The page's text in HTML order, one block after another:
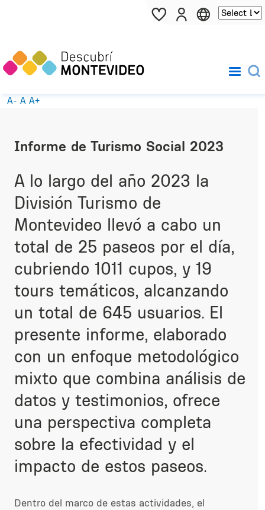
Pasar al contenido principal
A- A A+
Informe de Turismo Social 2023
A lo largo del año 2023 la
División Turismo de
Montevideo llevó a cabo un
total de 25 paseos por el día,
cubriendo 1011 cupos, y 19
tours temáticos, alcanzando
un total de 645 usuarios. El
presente informe, elaborado
con un enfoque metodológico
mixto que combina análisis de
datos y testimonios, ofrece
una perspectiva completa
sobre la efectividad y el
impacto de estos paseos.
Dentro del marco de estas actividades, el